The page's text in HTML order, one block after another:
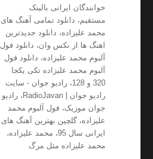
خوانندگان ایرانی بالینک
مستقیم، دانلود تمامی آهنگ های
محمد علیزاده، دانلود جدیدترین
اهنگ ها از نکس وان، دانلود فول
آلبوم محمد علیزاده، دانلود فول
آلبوم محمد علیزاده تکی یکجا
320 و 128
،رادیو جوان - سایت
رادیو جوان | RadioJavan
،رادیو
جوان موزیک،فول آلبوم محمد
علیزاده،گلچین بهترین آهنگ های
ایرانی سال 95
، محمد علیزاده،
محمد علیزاده مثل مرگ